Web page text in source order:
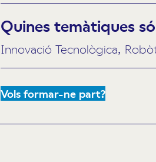
Quines temàtiques
Innovació Tecnològica,
Vols formar-ne part?